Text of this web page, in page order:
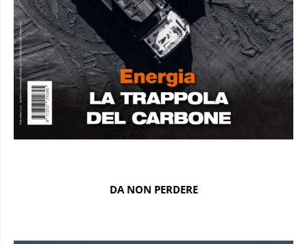
DA NON PERDERE